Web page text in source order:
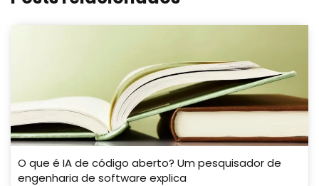
O que é IA de código aberto? Um pesquisador de
engenharia de software explica